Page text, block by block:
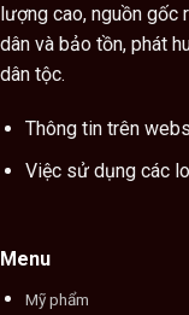
lượng cao, nguồn gốc
dân và bảo tồn, phát
dân tộc.
Thông tin trên
Việc sử dụng các
Menu
Mỹ phẩm